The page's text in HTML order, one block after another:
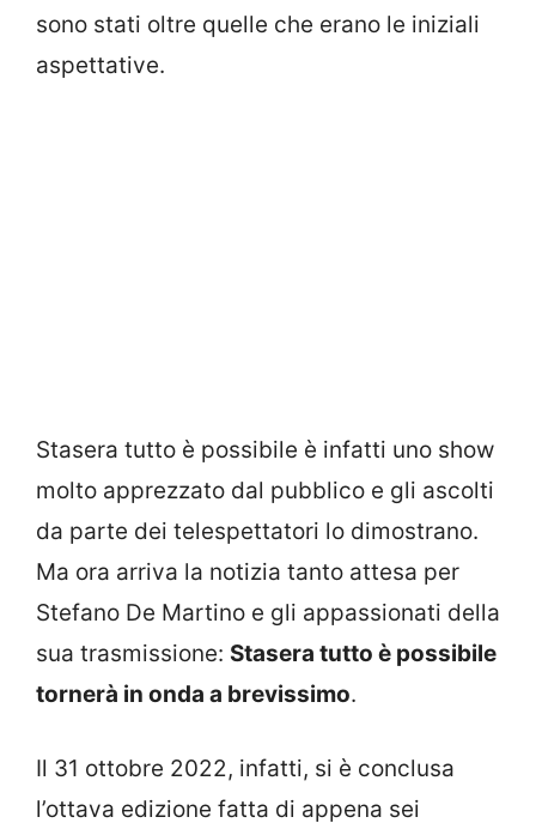
sono stati oltre quelle che erano le iniziali
aspettative.
Stasera tutto è possibile è infatti uno show
molto apprezzato dal pubblico e gli ascolti
da parte dei telespettatori lo dimostrano.
Ma ora arriva la notizia tanto attesa per
Stefano De Martino e gli appassionati della
sua trasmissione: Stasera tutto è possibile
tornerà in onda a brevissimo.
Il 31 ottobre 2022, infatti, si è conclusa
l’ottava edizione fatta di appena sei